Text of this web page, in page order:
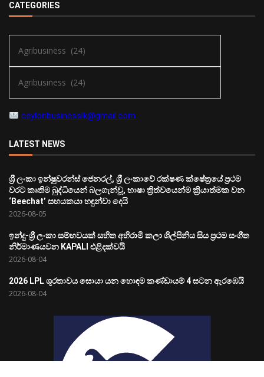
CATEGORIES
ceylonbusinesslk@gmail.com
LATEST NEWS
ශ්‍රී ලංකා ඉන්ෂුවරන්ස් ජෙනරල්, ශ්‍රී ලංකාවේ රක්ෂණ ක්ෂේත්‍රයේ ප්‍රථම
වරට කෘතිම බුද්ධියෙන් බලගැන්වූ, භාෂා ත්‍රිත්වයෙන්ම ක්‍රියාත්මක වන
‘Beechat’ සහයකයා හඳුන්වා දෙයි
2026-08-05
ඉන්දු-ශ්‍රී ලංකා සම්භවයක් සහිත අභිරාමි කලා ශිල්පිනිය සිය ප්‍රථම සංගීත
නිර්මාණයවන KAPALI එළිදක්වයි
2026-08-04
2026 LPL ශූරතාවය සොයා යන හොඳම කණ්ඩායම් 4 සටන ඇරඹෙයි
2026-08-04